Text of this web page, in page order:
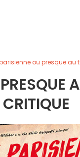
ou presque au
CRITIQUE